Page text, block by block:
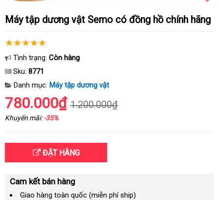
Máy tập dương vật Semo có đồng hồ chính hãng
Tình trạng: Còn hàng
Sku: 8771
Danh mục: Máy tập dương vật
780.000₫ 1.200.000₫
Khuyến mãi:-35%
ĐẶT HÀNG
Cam kết bán hàng
Giao hàng toàn quốc (miễn phí ship)